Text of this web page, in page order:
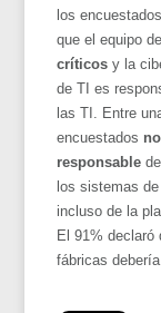
los
que el equipo
críticos y la
de TI es
las TI. Entre
encuestados
responsable
los sistemas
incluso de la
El 91% declaró
fábricas